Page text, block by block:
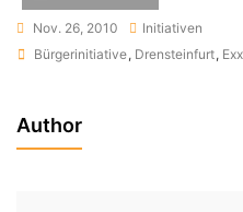
Nov. 26, 2010
Initiativen
Tags
Bürgerinitiative, Drensteinfurt,
Author